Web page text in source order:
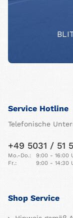
Service Hotline
Telefonische
+49 5031 / 51
Mo.-Do.:
9:00 - 16:00
Fr.:
9:00 - 14:30
Shop Service